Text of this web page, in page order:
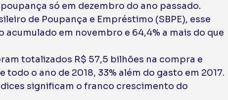
só em dezembro do ano passado.
de Poupança e Empréstimo (SBPE), esse
acumulado em novembro e 64,4% a mais do que
totalizados R$ 57,5 bilhões na compra e
o ano de 2018, 33% além do gasto em 2017.
significam o franco crescimento do